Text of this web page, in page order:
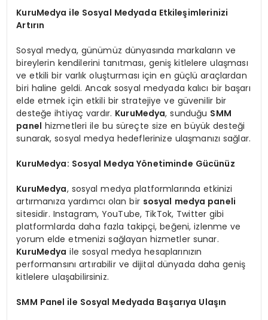
KuruMedya ile Sosyal Medyada Etkileşimlerinizi
Artırın
Sosyal medya, günümüz dünyasında markaların ve
bireylerin kendilerini tanıtması, geniş kitlelere ulaşması
ve etkili bir varlık oluşturması için en güçlü araçlardan
biri haline geldi. Ancak sosyal medyada kalıcı bir başarı
elde etmek için etkili bir stratejiye ve güvenilir bir
desteğe ihtiyaç vardır. KuruMedya, sunduğu SMM
panel hizmetleri ile bu süreçte size en büyük desteği
sunarak, sosyal medya hedeflerinize ulaşmanızı sağlar.
KuruMedya: Sosyal Medya Yönetiminde Gücünüz
KuruMedya, sosyal medya platformlarında etkinizi
artırmanıza yardımcı olan bir sosyal medya paneli
sitesidir. Instagram, YouTube, TikTok, Twitter gibi
platformlarda daha fazla takipçi, beğeni, izlenme ve
yorum elde etmenizi sağlayan hizmetler sunar.
KuruMedya ile sosyal medya hesaplarınızın
performansını artırabilir ve dijital dünyada daha geniş
kitlelere ulaşabilirsiniz.
SMM Panel ile Sosyal Medyada Başarıya Ulaşın